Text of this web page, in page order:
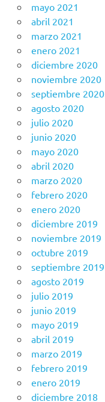
mayo 2021
abril 2021
marzo 2021
enero 2021
diciembre 2020
noviembre 2020
septiembre 2020
agosto 2020
julio 2020
junio 2020
mayo 2020
abril 2020
marzo 2020
febrero 2020
enero 2020
diciembre 2019
noviembre 2019
octubre 2019
septiembre 2019
agosto 2019
julio 2019
junio 2019
mayo 2019
abril 2019
marzo 2019
febrero 2019
enero 2019
diciembre 2018